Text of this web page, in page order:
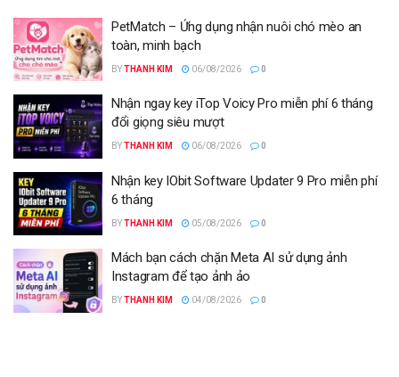
PetMatch – Ứng dụng nhận nuôi chó mèo an
toàn, minh bạch
BYTHANH KIM 06/08/2026 0
Nhận ngay key iTop Voicy Pro miễn phí 6 tháng
đổi giọng siêu mượt
BYTHANH KIM 06/08/2026 0
Nhận key IObit Software Updater 9 Pro miễn phí
6 tháng
BYTHANH KIM 05/08/2026 0
Mách bạn cách chặn Meta AI sử dụng ảnh
Instagram để tạo ảnh ảo
BYTHANH KIM 04/08/2026 0